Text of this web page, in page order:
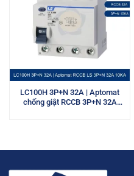
LC100H 3P+N 32A | Aptomat
chống giật RCCB 3P+N 32A